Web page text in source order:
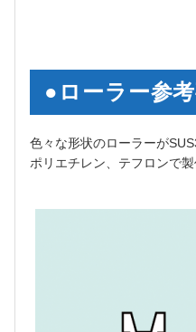
●ローラー参
色々な形状のローラーが
ポリエチレン、テフロンで製